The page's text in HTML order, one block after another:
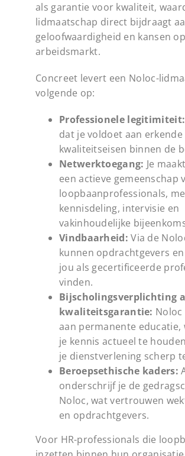
als garantie voor kwaliteit,
lidmaatschap direct bijdraagt
geloofwaardigheid en kansen
arbeidsmarkt.
Concreet levert een Noloc-
volgende op:
Professionele legitimiteit:
dat je voldoet aan erkende
kwaliteitseisen binnen de
Netwerktoegang: Je
een actieve gemeenschap
loopbaanprofessionals,
kennisdeling, intervisie en
vakinhoudelijke
Vindbaarheid: Via de
kunnen opdrachtgevers
jou als gecertificeerde
vinden.
Bijscholingsverplichting
kwaliteitsgarantie:
aan permanente educatie,
je kennis actueel te
je dienstverlening scherp
Beroepsethische kaders:
onderschrijf je de
Noloc, wat vertrouwen
en opdrachtgevers.
Voor HR-professionals die